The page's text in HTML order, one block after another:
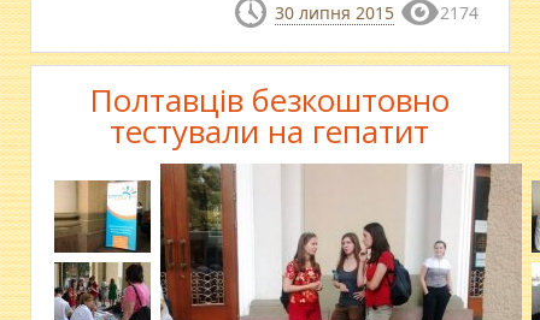
30 липня 2015 2174
Полтавців безкоштовно
тестували на гепатит